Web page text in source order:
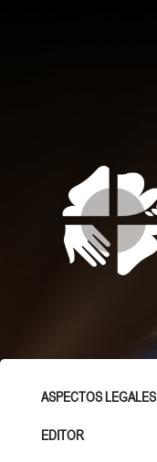
ASPECTOS LEGALES
EDITOR